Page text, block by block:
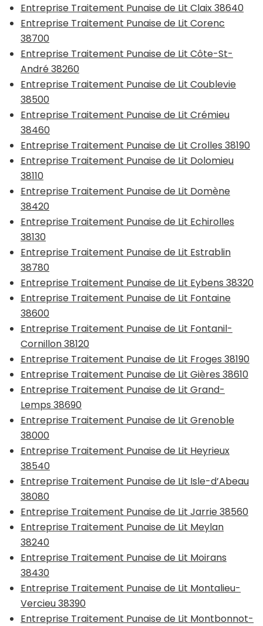
Entreprise Traitement Punaise de Lit Claix 38640
Entreprise Traitement Punaise de Lit Corenc
38700
Entreprise Traitement Punaise de Lit Côte-St-
André 38260
Entreprise Traitement Punaise de Lit Coublevie
38500
Entreprise Traitement Punaise de Lit Crémieu
38460
Entreprise Traitement Punaise de Lit Crolles 38190
Entreprise Traitement Punaise de Lit Dolomieu
38110
Entreprise Traitement Punaise de Lit Domène
38420
Entreprise Traitement Punaise de Lit Echirolles
38130
Entreprise Traitement Punaise de Lit Estrablin
38780
Entreprise Traitement Punaise de Lit Eybens 38320
Entreprise Traitement Punaise de Lit Fontaine
38600
Entreprise Traitement Punaise de Lit Fontanil-
Cornillon 38120
Entreprise Traitement Punaise de Lit Froges 38190
Entreprise Traitement Punaise de Lit Gières 38610
Entreprise Traitement Punaise de Lit Grand-
Lemps 38690
Entreprise Traitement Punaise de Lit Grenoble
38000
Entreprise Traitement Punaise de Lit Heyrieux
38540
Entreprise Traitement Punaise de Lit Isle-d’Abeau
38080
Entreprise Traitement Punaise de Lit Jarrie 38560
Entreprise Traitement Punaise de Lit Meylan
38240
Entreprise Traitement Punaise de Lit Moirans
38430
Entreprise Traitement Punaise de Lit Montalieu-
Vercieu 38390
Entreprise Traitement Punaise de Lit Montbonnot-